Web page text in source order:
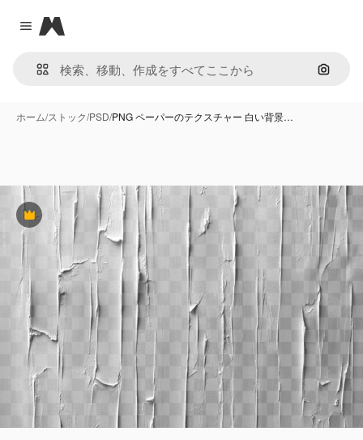
Close menu
Magnific
画像で
ホーム/ストック/PSD/PNG ペーパーのテクスチャー 白い背景…
Premium